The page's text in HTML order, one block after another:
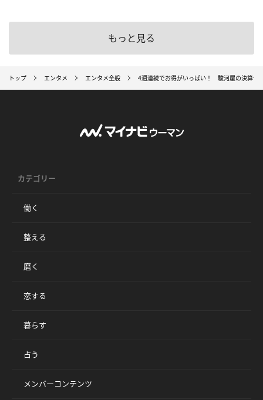
もっと見る
トップ エンタメ エンタメ全般 4週連続でお得がいっぱい！ 駿河屋の決算セ
カテゴリー
働く
整える
磨く
恋する
暮らす
占う
メンバーコンテンツ